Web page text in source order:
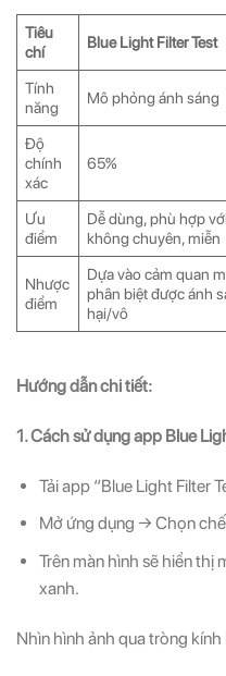
Tiêu
chí
Blue Light Filter Test
Tính
năng
Mô phỏng ánh sáng
Độ
chính
xác
65%
Ưu
điểm
Dễ dùng, phù hợp
không chuyên, miễn
Nhược
điểm
Dựa vào cảm quan
phân biệt được ánh
hại/vô
Hướng dẫn chi tiết:
1. Cách sử dụng app Blue
Tải app “Blue Light Filter
Mở ứng dụng → Chọn chế
Trên màn hình sẽ hiển thị
xanh.
Nhìn hình ảnh qua tròng